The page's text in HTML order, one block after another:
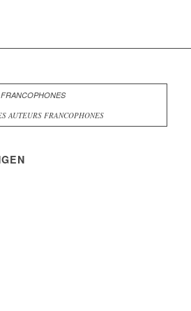
AUTEURS FRANCOPHONES